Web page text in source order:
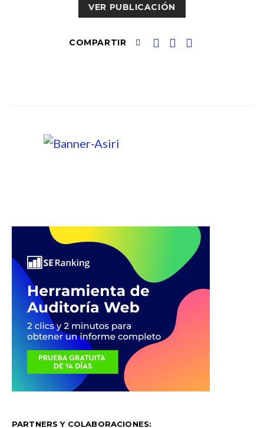
VER PUBLICACIÓN
COMPARTIR
PARTNERS Y COLABORACIONES: